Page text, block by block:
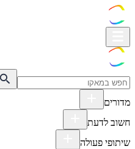
מדורים
חשוב לדעת
שיתופי פעולה